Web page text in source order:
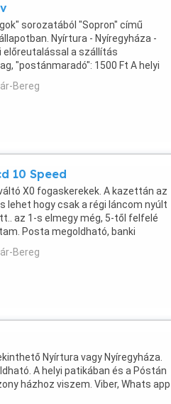
sorozatából "Sopron" című
Nyírtura - Nyíregyháza -
előreutalással a szállítás
"postánmaradó": 1500 Ft A helyi
Viber, ...
Bereg
10 Speed
X0 fogaskerekek. A kazettán az
lehet hogy csak a régi láncom nyúlt
az 1-s elmegy még, 5-től felfelé
Posta megoldható, banki
Bereg
Nyírtura vagy Nyíregyháza.
A helyi patikában és a Póstán
házhoz viszem. Viber, Whats app